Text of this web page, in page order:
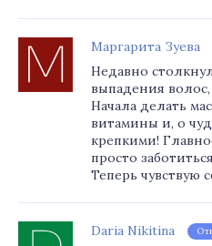
Маргарита Зуева
Недавно
выпадения
Начала делать
витамины и, о
крепкими!
просто
Теперь чувствую
Daria Nikitina